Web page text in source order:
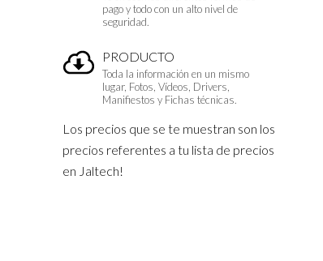
pago y todo con un alto nivel de
seguridad.
PRODUCTO
Toda la información en un mismo
lugar, Fotos, Vídeos, Drivers,
Manifiestos y Fichas técnicas.
Los precios que se te muestran son los
precios referentes a tu lista de precios
en Jaltech!